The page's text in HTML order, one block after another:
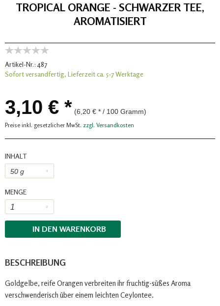
TROPICAL ORANGE - SCHWARZER TEE,
AROMATISIERT
Artikel-Nr.: 487
Sofort versandfertig, Lieferzeit ca. 5-7 Werktage
3,10 € * (6,20 € * / 100 Gramm)
Preise inkl. gesetzlicher MwSt. zzgl. Versandkosten
INHALT
MENGE
IN DEN WARENKORB
BESCHREIBUNG
Goldgelbe, reife Orangen verbreiten ihr fruchtig-süßes Aroma
verschwenderisch über einem leichten Ceylontee.